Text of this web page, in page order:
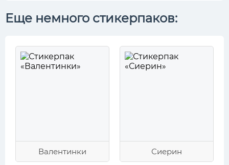
Еще немного стикерпаков:
Валентинки Сиерин